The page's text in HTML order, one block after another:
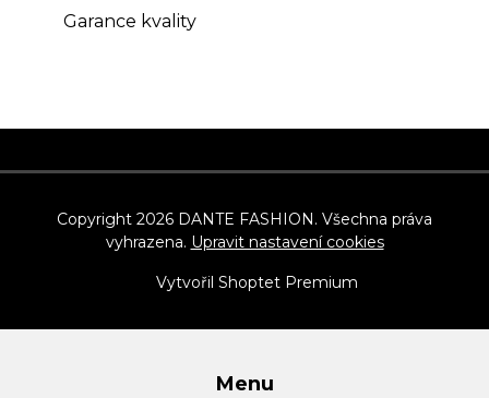
Garance kvality
á
í
Vytvořil Shoptet Premium
Copyright 2026 DANTE FASHION. Všechna práva
vyhrazena. Upravit nastavení cookies
Menu